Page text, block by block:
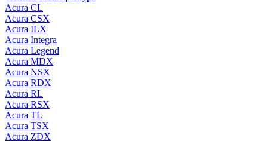
Acura CL
Acura CSX
Acura ILX
Acura Integra
Acura Legend
Acura MDX
Acura NSX
Acura RDX
Acura RL
Acura RSX
Acura TL
Acura TSX
Acura ZDX